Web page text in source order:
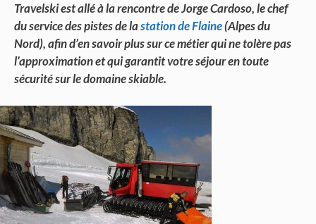
Travelski est allé à la rencontre de Jorge Cardoso, le chef
du service des pistes de lastation de Flaine(Alpes du
Nord), afin d’en savoir plus sur ce métier qui ne tolère pas
l’approximation et qui garantit votre séjour en toute
sécurité sur le domaine skiable.